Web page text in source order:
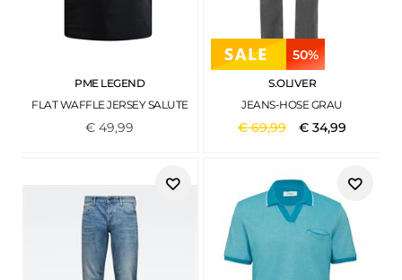
PME LEGEND
FLAT WAFFLE JERSEY SALUTE
€49,99
50%
S.OLIVER
JEANS-HOSE GRAU
€69,99 €34,99